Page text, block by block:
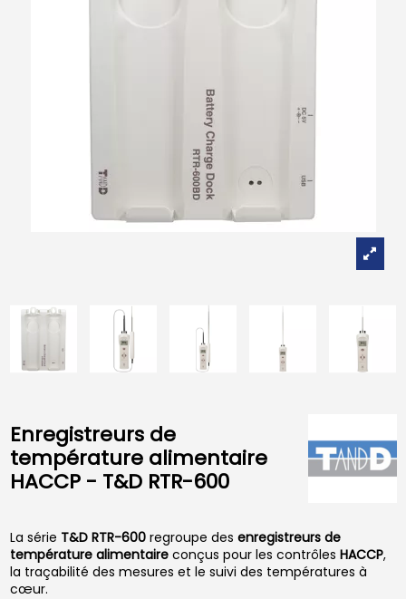
Enregistreurs de
température alimentaire
HACCP - T&D RTR-600
La série T&D RTR-600regroupe des enregistreurs de
température alimentaireconçus pour les contrôles HACCP,
la traçabilité des mesures et le suivi des températures à
cœur.